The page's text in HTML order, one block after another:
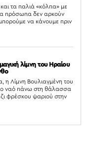
τα παλιά «κόλπα» με
πρόσωπα δεν αρκούν
να κάνουμε πριν
λίμνη του Ηραίου
η Λίμνη Βουλιαγμένη του
ναό πάνω στη θάλασσα
φρέσκου ψαριού στην